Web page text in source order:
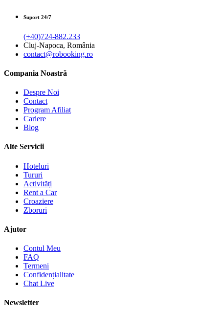
Suport 24/7
(+40)724-882.233
Cluj-Napoca, România
contact@robooking.ro
Compania Noastră
Despre Noi
Contact
Program Afiliat
Cariere
Blog
Alte Servicii
Hoteluri
Tururi
Activități
Rent a Car
Croaziere
Zboruri
Ajutor
Contul Meu
FAQ
Termeni
Confidențialitate
Chat Live
Newsletter